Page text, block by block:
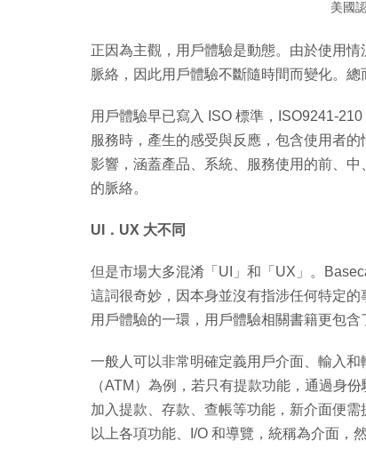
美國
正因為主觀，用戶體驗是動態。由於使用
脈絡，因此用戶體驗不斷隨時間而變化。
用戶體驗早已寫入 ISO 標準，ISO9241-
服務時，產生的感受與反應，包含使用者
影響，涵蓋產品、系統、服務使用的前、
的脈絡。
UI．UX 大不同
但是市場大多混淆「UI」和「UX」。
這詞很奇妙，因本身並沒有指涉任何特定
用戶體驗的一環，用戶體驗相關書籍更包
一般人可以非常明確定義用戶介面、輸入
（ATM）為例，若只有提款功能，通過身
加入提款、存款、查帳等功能，新介面便
以上各項功能、I/O 和導覽，統稱為介面，